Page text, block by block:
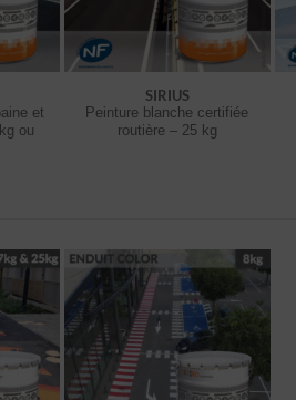
et
ou
SIRIUS
Peinture blanche certifiée
routière – 25 kg